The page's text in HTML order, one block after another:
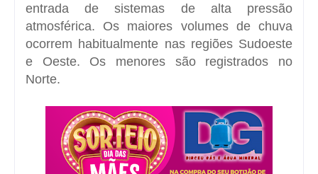
entrada de sistemas de alta pressão
atmosférica. Os maiores volumes de chuva
ocorrem habitualmente nas regiões Sudoeste
e Oeste. Os menores são registrados no
Norte.